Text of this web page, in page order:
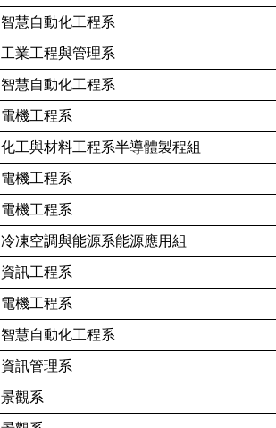
智慧自動化工程系
工業工程與管理系
智慧自動化工程系
電機工程系
化工與材料工程系半導體製程組
電機工程系
電機工程系
冷凍空調與能源系能源應用組
資訊工程系
電機工程系
智慧自動化工程系
資訊管理系
景觀系